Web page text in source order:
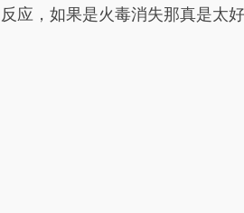
应，如果是火毒消失那真是太